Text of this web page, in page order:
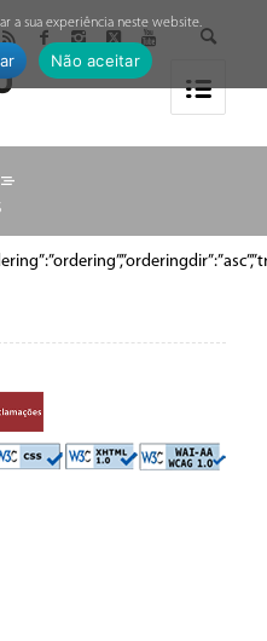
a sua experiência neste website.
Não aceitar